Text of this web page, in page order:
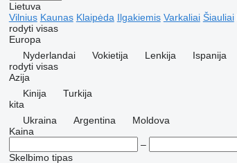
Lietuva
Vilnius Kaunas Klaipėda Ilgakiemis Varkaliai Šiauliai
rodyti visas
Europa
Nyderlandai
Vokietija Lenkija Ispanija
rodyti visas
Azija
Kinija
Turkija
kita
Ukraina
Argentina
Moldova
Kaina
–
Skelbimo tipas